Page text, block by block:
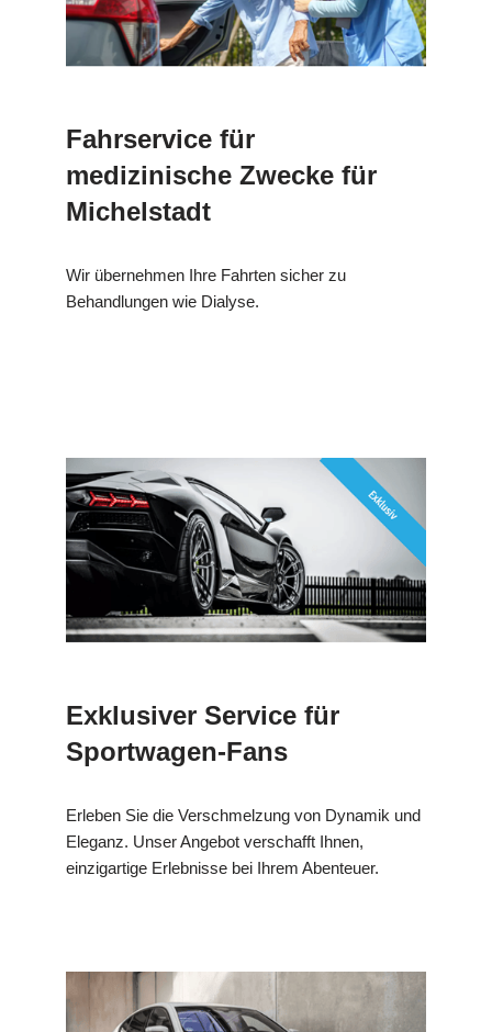
Fahrservice für
medizinische Zwecke für
Michelstadt
Wir übernehmen Ihre Fahrten sicher zu
Behandlungen wie Dialyse.
Exklusiver Service für
Sportwagen-Fans
Erleben Sie die Verschmelzung von Dynamik und
Eleganz. Unser Angebot verschafft Ihnen,
einzigartige Erlebnisse bei Ihrem Abenteuer.